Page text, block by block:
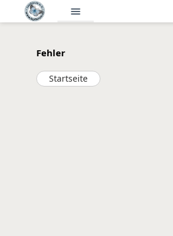
menu
Fehler
Startseite